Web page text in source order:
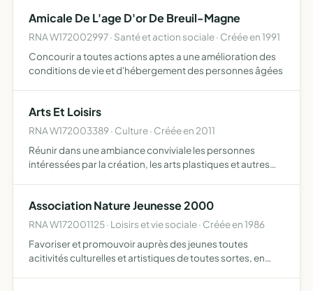
Amicale De L'age D'or De Breuil-Magne
RNA W172002997 · Santé et action sociale · Créée en 1991
Concourir a toutes actions aptes a une amélioration des
conditions de vie et d'hébergement des personnes âgées
Arts Et Loisirs
RNA W172003389 · Culture · Créée en 2011
Réunir dans une ambiance conviviale les personnes
intéressées par la création, les arts plastiques et autres
Association Nature Jeunesse 2000
RNA W172001125 · Loisirs et vie sociale · Créée en 1986
Favoriser et promouvoir auprès des jeunes toutes
acitivités culturelles et artistiques de toutes sortes, en